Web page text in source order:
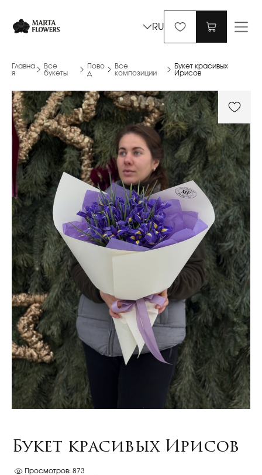
RU
Главна
я
Все
букеты
Пово
д
Все
композиции
Букет красивых
Ирисов
Букет красивых Ирисов
Просмотров: 873